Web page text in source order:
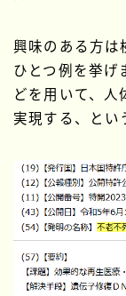
興味のある方は
ひとつ例を挙げ
どを用いて、人
実現する、とい